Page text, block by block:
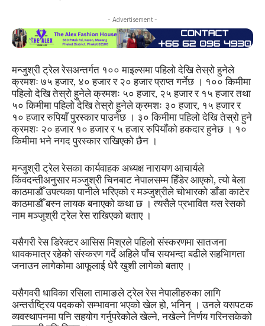
- Advertisement -
मन्जुश्री ट्रेल रेसअन्तर्गत १०० माइल्समा पहिलो देखि तेस्रो हुनेले
क्रमशः ७५ हजार, ४० हजार र २० हजार प्राप्त गर्नेछ । १०० किमीमा
पहिलो देखि तेस्रो हुनेले क्रमशः ५० हजार, २५ हजार र १५ हजार तथा
५० किमीमा पहिलो देखि तेस्रो हुनेले क्रमशः ३० हजार, १५ हजार र
१० हजार रुपियाँ पुरस्कार पाउनेछ । ३० किमीमा पहिलो देखि तेस्रो हुने
क्रमशः २० हजार १० हजार र ५ हजार रुपियाँको हकदार हुनेछ । १०
किमीमा भने नगद पुरस्कार राखिएको छैन ।
मन्जुश्री ट्रेल रेसका कार्यवाहक अध्यक्ष नारायण आचार्यले
किंवदन्तीअनुसार मञ्जुश्री चिनबाट नेपालसम्म हिँडेर आएको, त्यो बेला
काठमाडौँ उपत्यका पानीले भरिएको र मञ्जुश्रीले चोभारको डाँडा काटेर
काठमाडौँ बस्न लायक बनाएको कथा छ । त्यसैले प्रभावित यस रेसको
नाम मञ्जुश्री ट्रेल रेस राखिएको बताए ।
यसैगरी रेस डिरेक्टर आसिस मिश्रले पहिलो संस्करणमा सातजना
धावकमात्र रहेको संस्करण गर्दे अहिले पाँच सयभन्दा बढीले सहभािगता
जनाउन लागेकोमा आफूलाई धेरै खुशी लागेको बताए ।
यसैगवरी धाविका रसिला तामाङले ट्रेल रेस नेपालीहरुका लागि
अन्तर्राष्ट्रिय पदकको सम्भावना भएको खेल हो, भनिन् । उनले यसपटक
व्यवस्थापनमा पनि सहयोग गर्नुपरेकोले खेल्ने, नखेल्ने निर्णय गरिनसकेको